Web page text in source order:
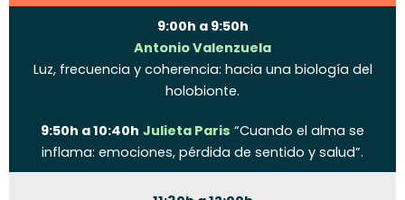
9:00h a 9:50h
Antonio Valenzuela
Luz, frecuencia y coherencia: hacia una biología del
holobionte.
9:50h a 10:40h Julieta Paris “Cuando el alma se
inflama: emociones, pérdida de sentido y salud”.